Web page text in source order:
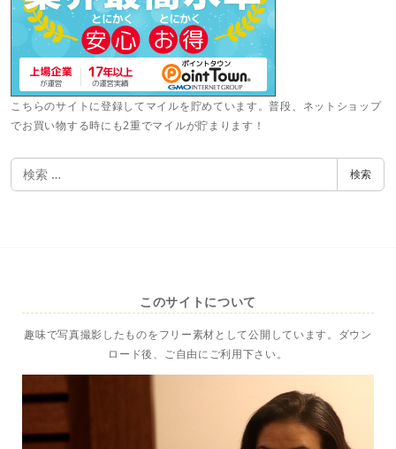
こちらのサイトに登録してマイルを貯めています。普段、ネットショップ
でお買い物する時にも2重でマイルが貯まります！
検
索
検索
このサイトについて
趣味で写真撮影したものをフリー素材として公開しています。ダウン
ロード後、ご自由にご利用下さい。